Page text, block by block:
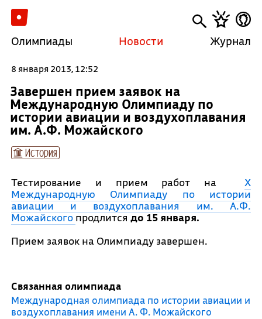
Олимпиады Новости Журнал
8 января 2013, 12:52
Завершен прием заявок на
Международную Олимпиаду по
истории авиации и воздухоплавания
им. А.Ф. Можайского
История
Тестирование и прием работ наX
Международную Олимпиаду по истории
авиации и воздухоплавания им. А.Ф.
Можайскогопродлитсядо 15 января.
Прием заявок на Олимпиаду завершен.
Связанная олимпиада
Международная олимпиада по истории авиации и
воздухоплавания имени А. Ф. Можайского